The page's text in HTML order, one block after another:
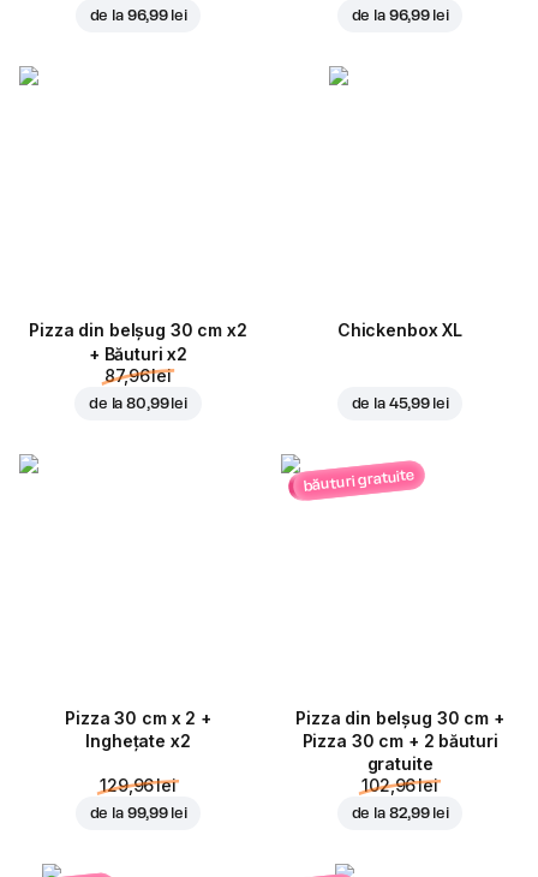
de la 96,99 lei de la 96,99 lei
Pizza din belșug 30 cm x2
+ Băuturi x2
87,96 lei
de la80,99 lei
Chickenbox XL
de la 45,99 lei
Pizza 30 cm x 2 +
Inghețate x2
129,96 lei
de la 99,99 lei
băuturi gratuite
Pizza din belșug 30 cm +
Pizza 30 cm + 2 băuturi
gratuite
102,96 lei
de la 82,99 lei